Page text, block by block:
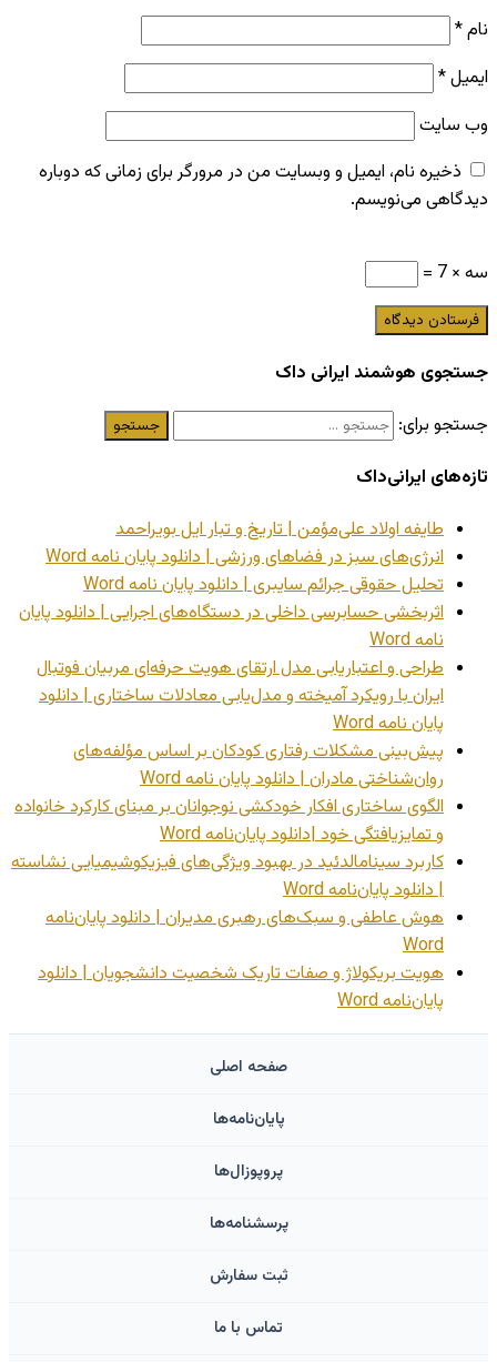
نام*
ایمیل*
وب‌ سایت
ذخیره نام، ایمیل و وبسایت من در مرورگر برای زمانی که دوباره
دیدگاهی می‌نویسم.
سه × 7 =
جستجوی هوشمند ایرانی داک
جستجو برای:
تازه‌های ایرانی‌داک
طایفه اولاد علی‌مؤمن | تاریخ و تبار ایل بویراحمد
انرژی‌های سبز در فضاهای ورزشی | دانلود پایان نامه Word
تحلیل حقوقی جرائم سایبری | دانلود پایان نامه Word
اثربخشی حسابرسی داخلی در دستگاه‌های اجرایی | دانلود پایان
نامه Word
طراحی و اعتباریابی مدل ارتقای هویت حرفه‌ای مربیان فوتبال
ایران با رویکرد آمیخته و مدل‌یابی معادلات ساختاری | دانلود
پایان نامه Word
پیش‌بینی مشکلات رفتاری کودکان بر اساس مؤلفه‌های
روان‌شناختی مادران | دانلود پایان نامه Word
الگوی ساختاری افکار خودکشی نوجوانان بر مبنای کارکرد خانواده
و تمایزیافتگی خود |دانلود پایان‌نامه Word
کاربرد سینامالدئید در بهبود ویژگی‌های فیزیکوشیمیایی نشاسته
| دانلود پایان‌نامه Word
هوش عاطفی و سبک‌های رهبری مدیران | دانلود پایان‌نامه
Word
هویت بریکولاژ و صفات تاریک شخصیت دانشجویان | دانلود
پایان‌نامه Word
صفحه اصلی
پایان‌نامه‌ها
پروپوزال‌ها
پرسشنامه‌ها
ثبت سفارش
تماس با ما